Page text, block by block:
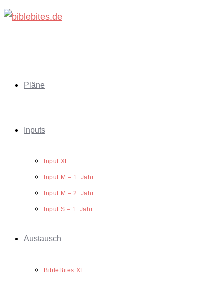
Zum
Pläne
Inputs
Input XL
Input M – 1. Jahr
Input M – 2. Jahr
Input S – 1. Jahr
Austausch
BibleBites XL